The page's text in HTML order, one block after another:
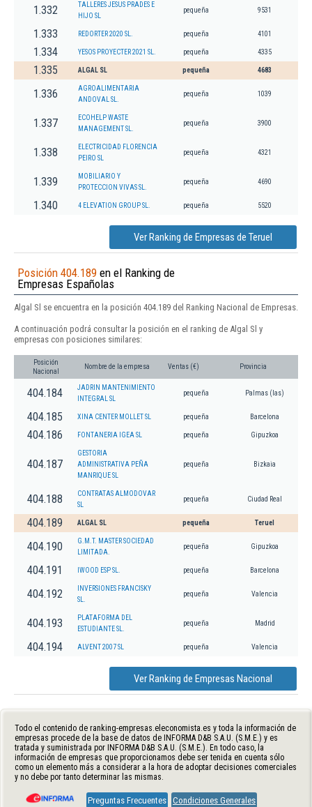
1.332
TALLERES JESUS PRADES E
HIJO SL
pequeña 9531
1.333 REDORTER 2020 SL. pequeña 4101
1.334 YESOS PROYECTER 2021 SL. pequeña 4335
1.335 ALGAL SL pequeña 4683
1.336
AGROALIMENTARIA
ANDOVAL SL.
pequeña 1039
1.337
ECOHELP WASTE
MANAGEMENT SL.
pequeña 3900
1.338
ELECTRICIDAD FLORENCIA
PEIRO SL
pequeña 4321
1.339
MOBILIARIO Y
PROTECCION VIVAS SL.
pequeña 4690
1.340 4 ELEVATION GROUP SL. pequeña 5520
Ver Ranking de Empresas de Teruel
Posición 404.189 en el Ranking de
Empresas Españolas
Algal Sl se encuentra en la posición 404.189 del Ranking Nacional de Empresas.
A continuación podrá consultar la posición en el ranking de Algal Sl y
empresas con posiciones similares:
Posición
Nacional
Nombre de la empresa Ventas (€) Provincia
404.184
JADRIN MANTENIMIENTO
INTEGRAL SL
pequeña Palmas (las)
404.185 XINA CENTER MOLLET SL pequeña Barcelona
404.186 FONTANERIA IGEA SL pequeña Gipuzkoa
404.187
GESTORIA
ADMINISTRATIVA PEÑA
MANRIQUE SL
pequeña Bizkaia
404.188
CONTRATAS ALMODOVAR
SL
pequeña Ciudad Real
404.189 ALGAL SL pequeña Teruel
404.190
G.M.T. MASTER SOCIEDAD
LIMITADA.
pequeña Gipuzkoa
404.191 IWOOD ESP SL. pequeña Barcelona
404.192
INVERSIONES FRANCISKY
SL.
pequeña Valencia
404.193
PLATAFORMA DEL
ESTUDIANTE SL.
pequeña Madrid
404.194 ALVENT 2007 SL pequeña Valencia
Ver Ranking de Empresas Nacional
Todo el contenido de ranking-empresas.eleconomista.es y toda la información de
empresas procede de la base de datos de INFORMA D&B S.A.U. (S.M.E.) y es
tratada y suministrada por INFORMA D&B S.A.U. (S.M.E.). En todo caso, la
información de empresas que proporcionamos debe ser tenida en cuenta sólo
como un elemento más a considerar a la hora de adoptar decisiones comerciales
y no debe por tanto determinar las mismas.
Preguntas Frecuentes Condiciones Generales